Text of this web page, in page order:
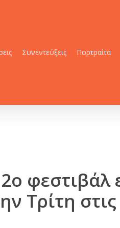
Συνεντεύξεις Πορτραίτα
φεστιβάλ
Τρίτη